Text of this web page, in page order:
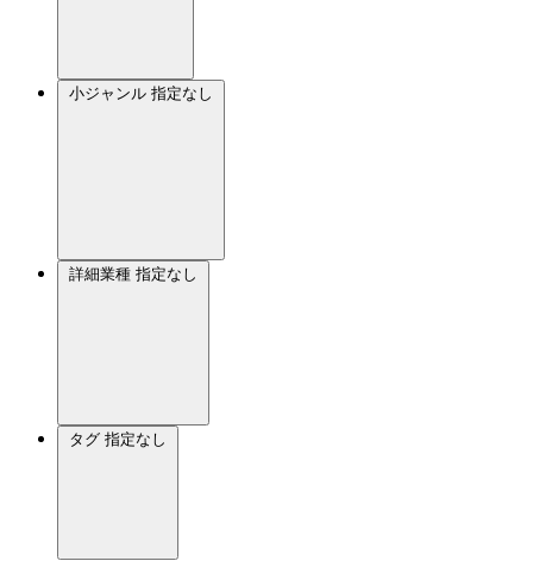
小ジャンル 指定なし
詳細業種 指定なし
タグ 指定なし